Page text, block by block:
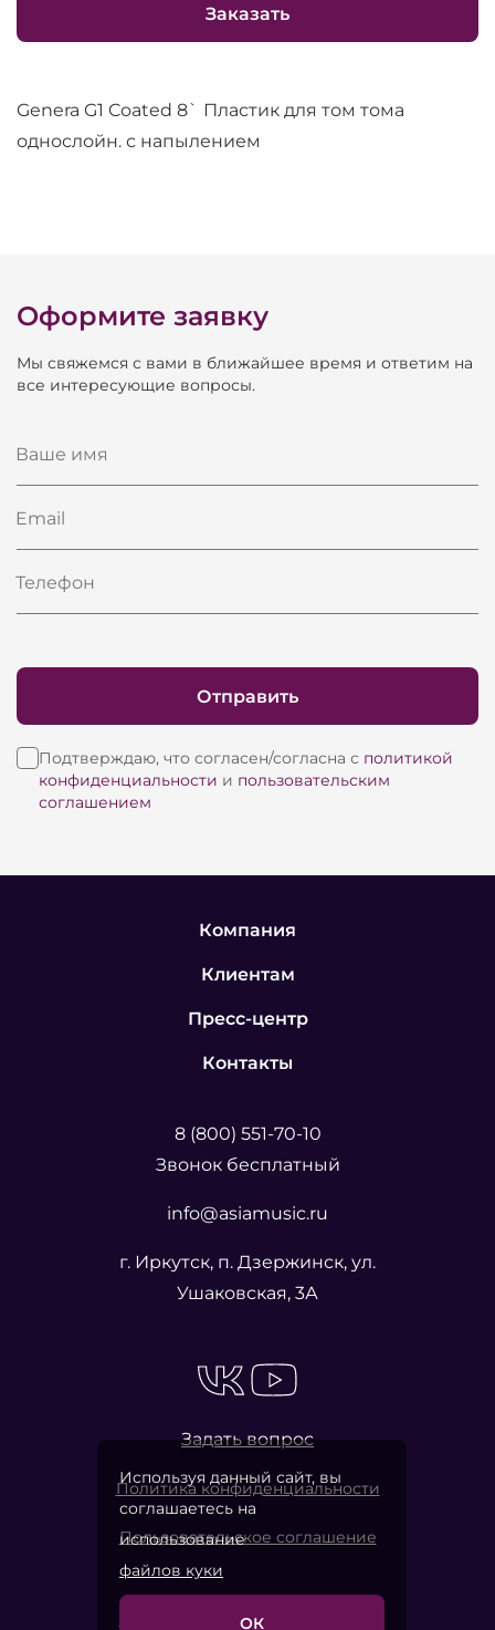
Заказать
Genera G1 Coated 8` Пластик для том тома
однослойн. с напылением
Оформите заявку
Мы свяжемся с вами в ближайшее время и ответим на
все интересующие вопросы.
Ваше имя
Email
Телефон
Подтверждаю, что согласен/согласна с политикой
конфиденциальности и пользовательским
соглашением
Отправить
Компания
Клиентам
Пресс-центр
Контакты
8 (800) 551-70-10
Звонок бесплатный
info@asiamusic.ru
г. Иркутск, п. Дзержинск, ул.
Ушаковская, 3А
Задать вопрос
Политика конфиденциальности
Пользовательское соглашение
Используя данный сайт, вы
соглашаетесь на
использование
файлов куки
ОК